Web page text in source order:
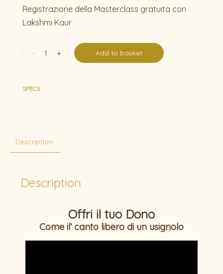
Registrazione della Masterclass gratuita con
Lakshmi Kaur
- + Add to basket
SPECS
Description
Description
Offri il tuo Dono
Come il’ canto libero di un usignolo